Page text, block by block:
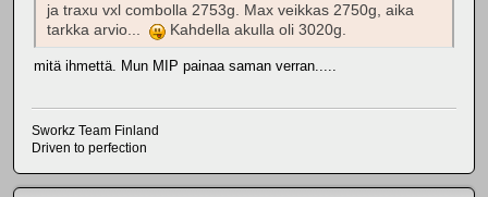
ja traxu vxl combolla 2753g. Max veikkas 2750g, aika
tarkka arvio...
Kahdella akulla oli 3020g.
mitä ihmettä. Mun MIP painaa saman verran.....
Sworkz Team Finland
Driven to perfection